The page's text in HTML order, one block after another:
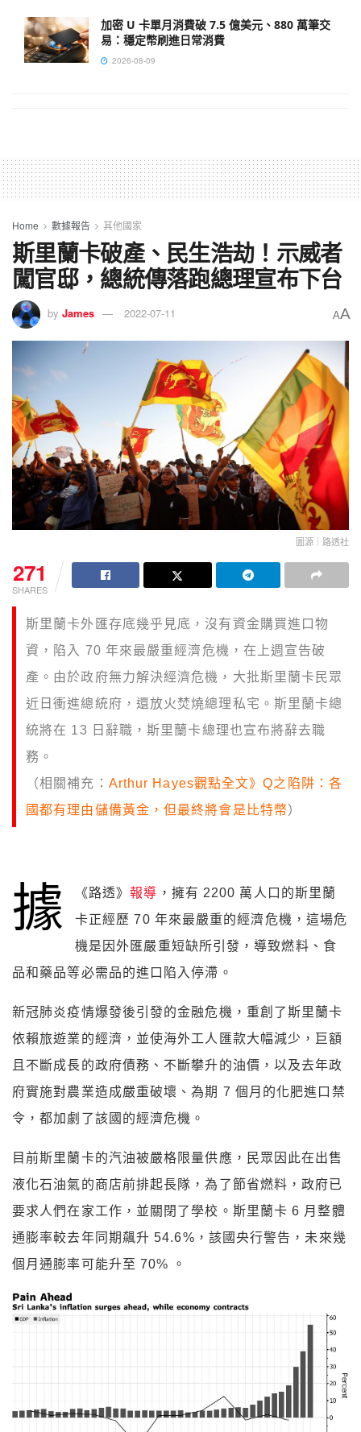
加密 U 卡單月消費破 7.5 億美元、880 萬筆交
易：穩定幣刷進日常消費
2026-08-09
Home 數據報告 其他國家
斯里蘭卡破產、民生浩劫！示威者
闖官邸，總統傳落跑總理宣布下台
by James 2022-07-11 AA
圖源｜路透社
271
SHARES
斯里蘭卡外匯存底幾乎見底，沒有資金購買進口物
資，陷入 70 年來最嚴重經濟危機，在上週宣告破
產。由於政府無力解決經濟危機，大批斯里蘭卡民眾
近日衝進總統府，還放火焚燒總理私宅。斯里蘭卡總
統將在 13 日辭職，斯里蘭卡總理也宣布將辭去職
務。
（相關補充： Arthur Hayes觀點全文》Q之陷阱：各
國都有理由儲備黃金，但最終將會是比特幣）
據 《路透》報導 ，擁有 2200 萬人口的斯里蘭
卡正經歷 70 年來最嚴重的經濟危機，這場危
機是因外匯嚴重短缺所引發，導致燃料、食
品和藥品等必需品的進口陷入停滯。
新冠肺炎疫情爆發後引發的金融危機，重創了斯里蘭卡
依賴旅遊業的經濟，並使海外工人匯款大幅減少，巨額
且不斷成長的政府債務、不斷攀升的油價，以及去年政
府實施對農業造成嚴重破壞、為期 7 個月的化肥進口禁
令，都加劇了該國的經濟危機。
目前斯里蘭卡的汽油被嚴格限量供應，民眾因此在出售
液化石油氣的商店前排起長隊，為了節省燃料，政府已
要求人們在家工作，並關閉了學校。斯里蘭卡 6 月整體
通膨率較去年同期飆升 54.6%，該國央行警告，未來幾
個月通膨率可能升至 70% 。